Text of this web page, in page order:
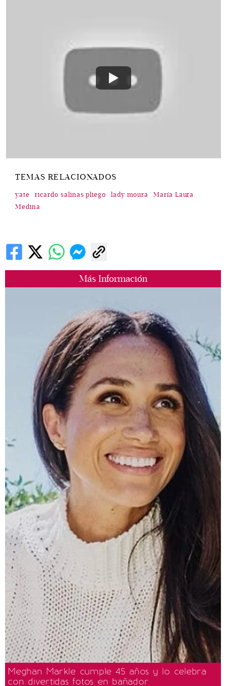
Más Información
Meghan Markle cumple 45 años y lo celebra
con divertidas fotos en bañador
TEMAS RELACIONADOS
yate ricardo salinas pliego lady moura
María Laura
Medina